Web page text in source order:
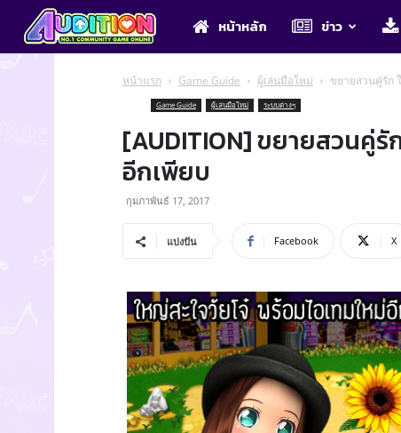
Auditionหน้าหลัก ข่าว
หน้าแรก Game Guide ผู้เล่นมือใหม่ ขยายสวนคู่รัก
Game Guide ผู้เล่นมือใหม่ ระบบต่างๆ
[AUDITION] ขยายสวนคู่รั
อีกเพียบ
กุมภาพันธ์ 17, 2017
แบ่งปัน Facebook X